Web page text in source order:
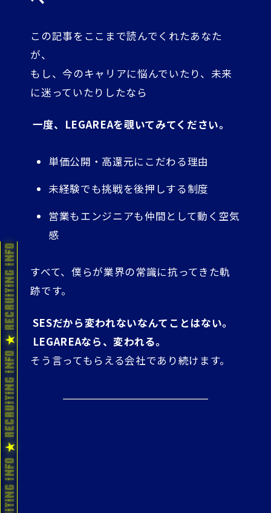
この記事をここまで読んでくれたあなた
が、
もし、今のキャリアに悩んでいたり、未来
に迷っていたりしたなら
一度、LEGAREAを覗いてみてください。
単価公開・高還元にこだわる理由
未経験でも挑戦を後押しする制度
営業もエンジニアも仲間として動く空気
感
すべて、僕らが業界の常識に抗ってきた軌
跡です。
SESだから変われないなんてことはない。
LEGAREAなら、変われる。
そう言ってもらえる会社であり続けます。